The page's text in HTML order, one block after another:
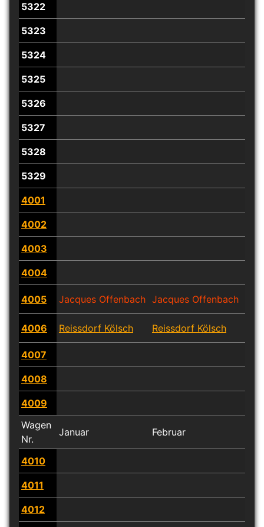
5322
5323
5324
5325
5326
5327
5328
5329
4001
4002
4003
4004
4005 Jacques Offenbach Jacques Offenbach
4006 Reissdorf Kölsch Reissdorf Kölsch
4007
4008
4009
Wagen
Nr.
Januar Februar
4010
4011
4012